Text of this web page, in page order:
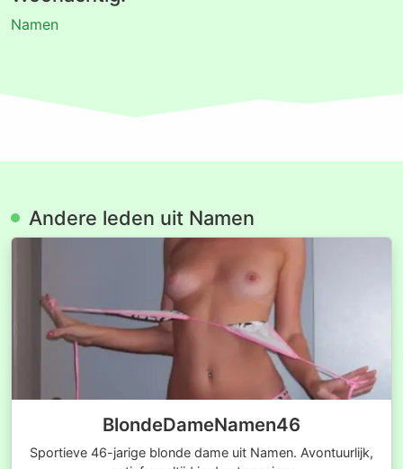
Namen
Andere leden uit Namen
BlondeDameNamen46
Sportieve 46-jarige blonde dame uit Namen. Avontuurlijk,